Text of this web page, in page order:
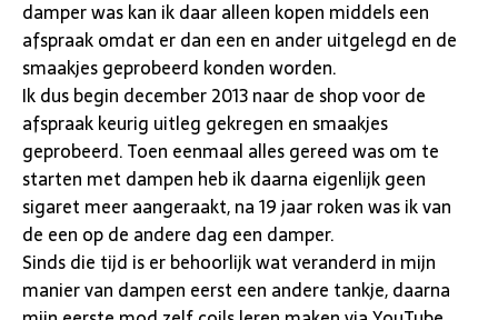
damper was kan ik daar alleen kopen middels een
afspraak omdat er dan een en ander uitgelegd en de
smaakjes geprobeerd konden worden.
Ik dus begin december 2013 naar de shop voor de
afspraak keurig uitleg gekregen en smaakjes
geprobeerd. Toen eenmaal alles gereed was om te
starten met dampen heb ik daarna eigenlijk geen
sigaret meer aangeraakt, na 19 jaar roken was ik van
de een op de andere dag een damper.
Sinds die tijd is er behoorlijk wat veranderd in mijn
manier van dampen eerst een andere tankje, daarna